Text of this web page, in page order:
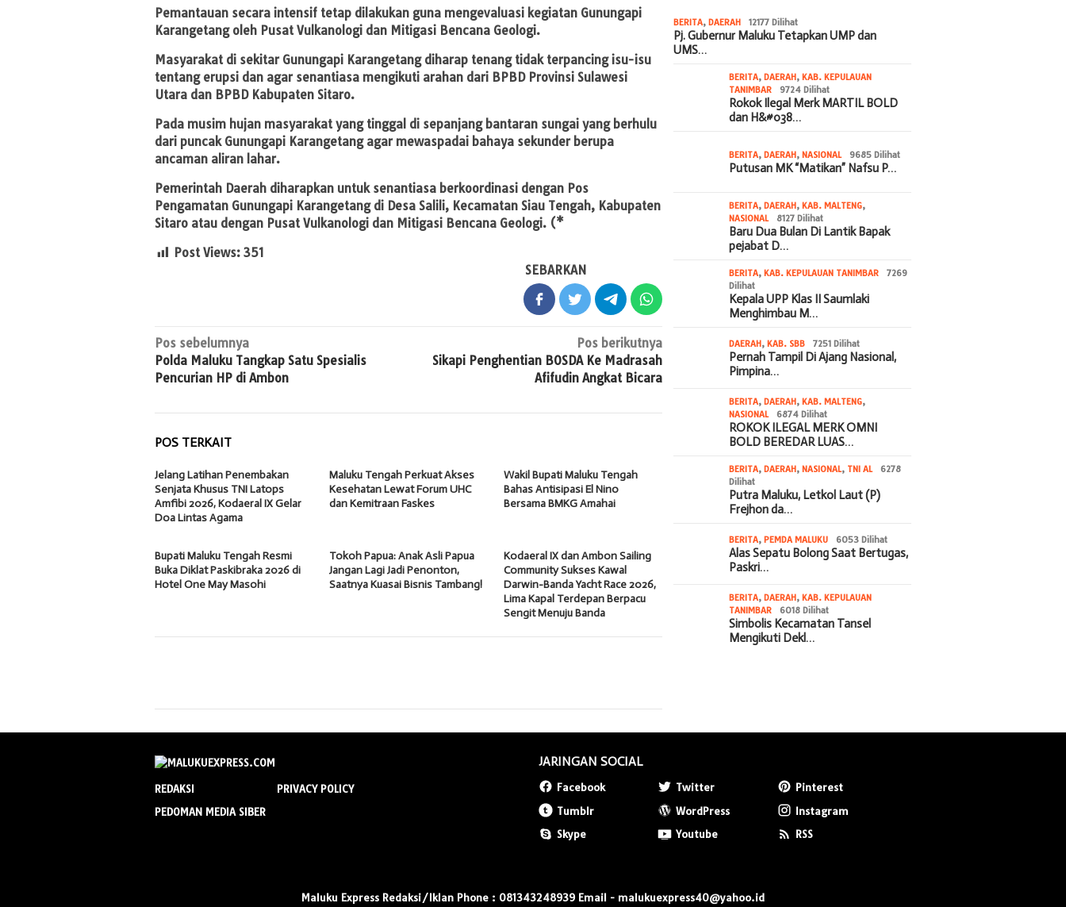
Pemantauan secara intensif tetap dilakukan guna mengevaluasi kegiatan Gunungapi
Karangetang oleh Pusat Vulkanologi dan Mitigasi Bencana Geologi.
Masyarakat di sekitar Gunungapi Karangetang diharap tenang tidak terpancing isu-isu
tentang erupsi dan agar senantiasa mengikuti arahan dari BPBD Provinsi Sulawesi
Utara dan BPBD Kabupaten Sitaro.
Pada musim hujan masyarakat yang tinggal di sepanjang bantaran sungai yang berhulu
dari puncak Gunungapi Karangetang agar mewaspadai bahaya sekunder berupa
ancaman aliran lahar.
Pemerintah Daerah diharapkan untuk senantiasa berkoordinasi dengan Pos
Pengamatan Gunungapi Karangetang di Desa Salili, Kecamatan Siau Tengah, Kabupaten
Sitaro atau dengan Pusat Vulkanologi dan Mitigasi Bencana Geologi. (*
Post Views: 351
SEBARKAN
Navigasi
pos
Pos sebelumnya
Polda Maluku Tangkap Satu Spesialis
Pencurian HP di Ambon
Pos berikutnya
Sikapi Penghentian BOSDA Ke Madrasah
Afifudin Angkat Bicara
POS TERKAIT
Jelang Latihan Penembakan
Senjata Khusus TNI Latops
Amfibi 2026, Kodaeral IX Gelar
Doa Lintas Agama
Maluku Tengah Perkuat Akses
Kesehatan Lewat Forum UHC
dan Kemitraan Faskes
Wakil Bupati Maluku Tengah
Bahas Antisipasi El Nino
Bersama BMKG Amahai
Bupati Maluku Tengah Resmi
Buka Diklat Paskibraka 2026 di
Hotel One May Masohi
Tokoh Papua: Anak Asli Papua
Jangan Lagi Jadi Penonton,
Saatnya Kuasai Bisnis Tambang!
Kodaeral IX dan Ambon Sailing
Community Sukses Kawal
Darwin-Banda Yacht Race 2026,
Lima Kapal Terdepan Berpacu
Sengit Menuju Banda
BERITA,DAERAH 12177 Dilihat
Pj. Gubernur Maluku Tetapkan UMP dan
UMS…
BERITA,DAERAH,KAB. KEPULAUAN
TANIMBAR
9724 Dilihat
Rokok Ilegal Merk MARTIL BOLD
dan H&#038…
BERITA,DAERAH,NASIONAL 9685 Dilihat
Putusan MK “Matikan” Nafsu P…
BERITA,DAERAH,KAB. MALTENG,
NASIONAL
8127 Dilihat
Baru Dua Bulan Di Lantik Bapak
pejabat D…
BERITA,KAB. KEPULAUAN TANIMBAR
7269
Dilihat
Kepala UPP Klas II Saumlaki
Menghimbau M…
DAERAH,KAB. SBB 7251 Dilihat
Pernah Tampil Di Ajang Nasional,
Pimpina…
BERITA,DAERAH,KAB. MALTENG,
NASIONAL
6874 Dilihat
ROKOK ILEGAL MERK OMNI
BOLD BEREDAR LUAS…
BERITA,DAERAH,NASIONAL, TNI AL
6278
Dilihat
Putra Maluku, Letkol Laut (P)
Frejhon da…
BERITA,PEMDA MALUKU 6053 Dilihat
Alas Sepatu Bolong Saat Bertugas,
Paskri…
BERITA,DAERAH,KAB. KEPULAUAN
TANIMBAR
6018 Dilihat
Simbolis Kecamatan Tansel
Mengikuti Dekl…
REDAKSI
PRIVACY POLICY
PEDOMAN MEDIA SIBER
JARINGAN SOCIAL
Facebook Twitter
Pinterest
Tumblr
WordPress
Instagram
Skype
Youtube RSS
Maluku Express Redaksi/Iklan Phone : 081343248939 Email - malukuexpress40@yahoo.id